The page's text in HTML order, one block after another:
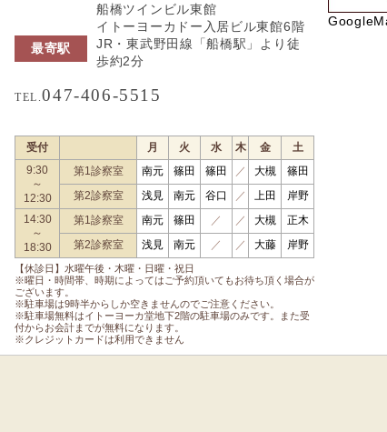
船橋ツインビル東館
イトーヨーカドー入居ビル東館6階
最寄駅
JR・東武野田線「船橋駅」より徒
歩約2分
TEL.047-406-5515
【休診日】水曜午後・木曜・日曜・祝日
※曜日・時間帯、時期によってはご予約頂いてもお待ち頂く場合が
ございます。
※駐車場は9時半からしか空きませんのでご注意ください。
※駐車場無料はイトーヨーカ堂地下2階の駐車場のみです。また受
付からお会計までが無料になります。
※クレジットカードは利用できません
受付 月 火 水 木 金
土
9:30
～
12:30
第1診察室 南元 篠田 篠田 ／ 大槻
篠田
第2診察室
浅見 南元 谷口 ／ 上田
岸野
14:30
～
18:30
第1診察室 南元 篠田 ／ ／ 大槻
正木
第2診察室
浅見 南元 ／ ／ 大藤 岸野